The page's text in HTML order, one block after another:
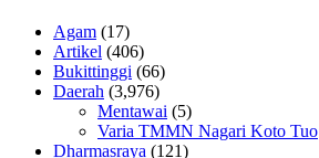
Agam (17)
Artikel (406)
Bukittinggi (66)
Daerah (3,976)
Mentawai (5)
Varia TMMN Nagari Koto Tuo
Dharmasraya (121)